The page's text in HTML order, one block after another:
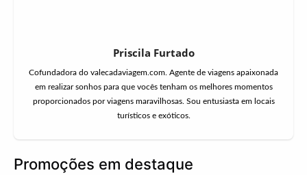
Priscila Furtado
Cofundadora do valecadaviagem.com. Agente de viagens apaixonada
em realizar sonhos para que vocês tenham os melhores momentos
proporcionados por viagens maravilhosas. Sou entusiasta em locais
turísticos e exóticos.
Promoções em destaque